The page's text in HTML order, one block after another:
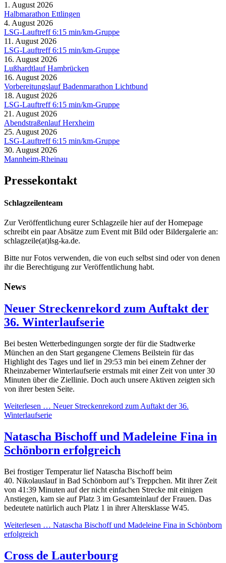
1. August 2026
Halbmarathon Ettlingen
4. August 2026
LSG-Lauftreff 6:15 min/km-Gruppe
11. August 2026
LSG-Lauftreff 6:15 min/km-Gruppe
16. August 2026
Lußhardtlauf Hambrücken
16. August 2026
Vorbereitungslauf Badenmarathon Lichtbund
18. August 2026
LSG-Lauftreff 6:15 min/km-Gruppe
21. August 2026
Abendstraßenlauf Herxheim
25. August 2026
LSG-Lauftreff 6:15 min/km-Gruppe
30. August 2026
Mannheim-Rheinau
Pressekontakt
Schlagzeilenteam
Zur Veröffentlichung eurer Schlagzeile hier auf der Homepage
schreibt ein paar Absätze zum Event mit Bild oder Bildergalerie an:
schlagzeile(at)lsg-ka.de.
Bitte nur Fotos verwenden, die von euch selbst sind oder von denen
ihr die Berechtigung zur Veröffentlichung habt.
News
Neuer Streckenrekord zum Auftakt der
36. Winterlaufserie
Bei besten Wetterbedingungen sorgte der für die Stadtwerke
München an den Start gegangene Clemens Beilstein für das
Highlight des Tages und lief in 29:53 min bei einem Zehner der
Rheinzaberner Winterlaufserie erstmals mit einer Zeit von unter 30
Minuten über die Ziellinie. Doch auch unsere Aktiven zeigten sich
von ihrer besten Seite.
Weiterlesen … Neuer Streckenrekord zum Auftakt der 36.
Winterlaufserie
Natascha Bischoff und Madeleine Fina in
Schönborn erfolgreich
Bei frostiger Temperatur lief Natascha Bischoff beim
40. Nikolauslauf in Bad Schönborn auf’s Treppchen. Mit ihrer Zeit
von 41:39 Minuten auf der nicht einfachen Strecke mit einigen
Anstiegen, kam sie auf Platz 3 im Gesamteinlauf der Frauen. Das
bedeutete natürlich auch Platz 1 in ihrer Altersklasse W45.
Weiterlesen … Natascha Bischoff und Madeleine Fina in Schönborn
erfolgreich
Cross de Lauterbourg